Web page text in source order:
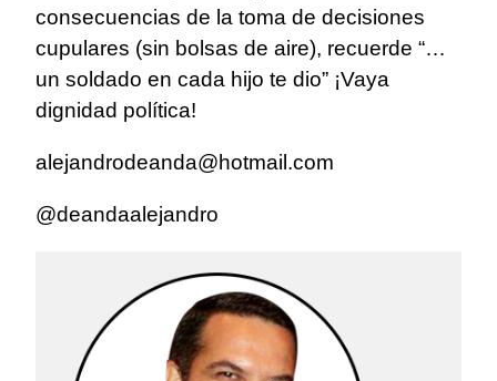
consecuencias de la toma de decisiones
cupulares (sin bolsas de aire), recuerde “…
un soldado en cada hijo te dio” ¡Vaya
dignidad política!
alejandrodeanda@hotmail.com
@deandaalejandro